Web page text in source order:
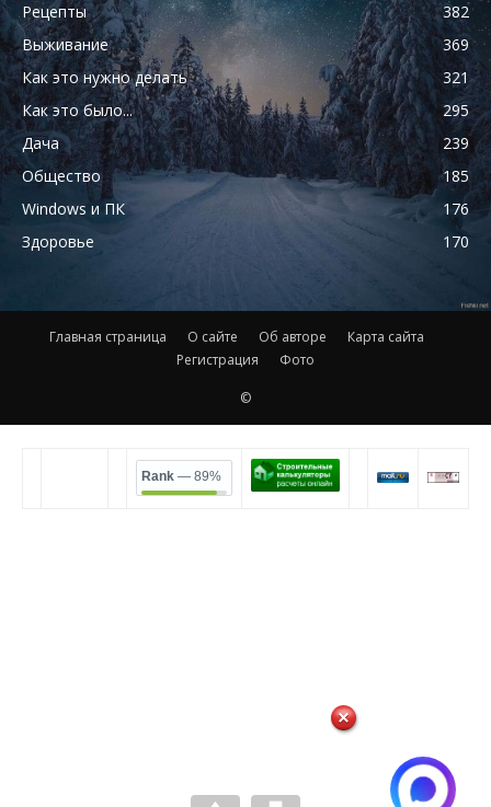
Рецепты
382
Выживание
369
Как это нужно делать
321
Как это было...
295
Дача
239
Общество
185
Windows и ПК
176
Здоровье
170
Главная страница О сайте Об авторе
Карта сайта
Регистрация
Фото
©
Rank — 89%